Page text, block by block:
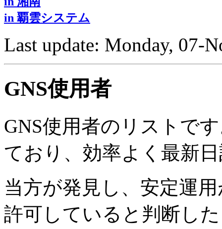
in 覇雲システム
Last update: Monday, 07-
GNS使用者
GNS使用者のリストで
ており、効率よく最新
当方が発見し、安定運
許可していると判断し